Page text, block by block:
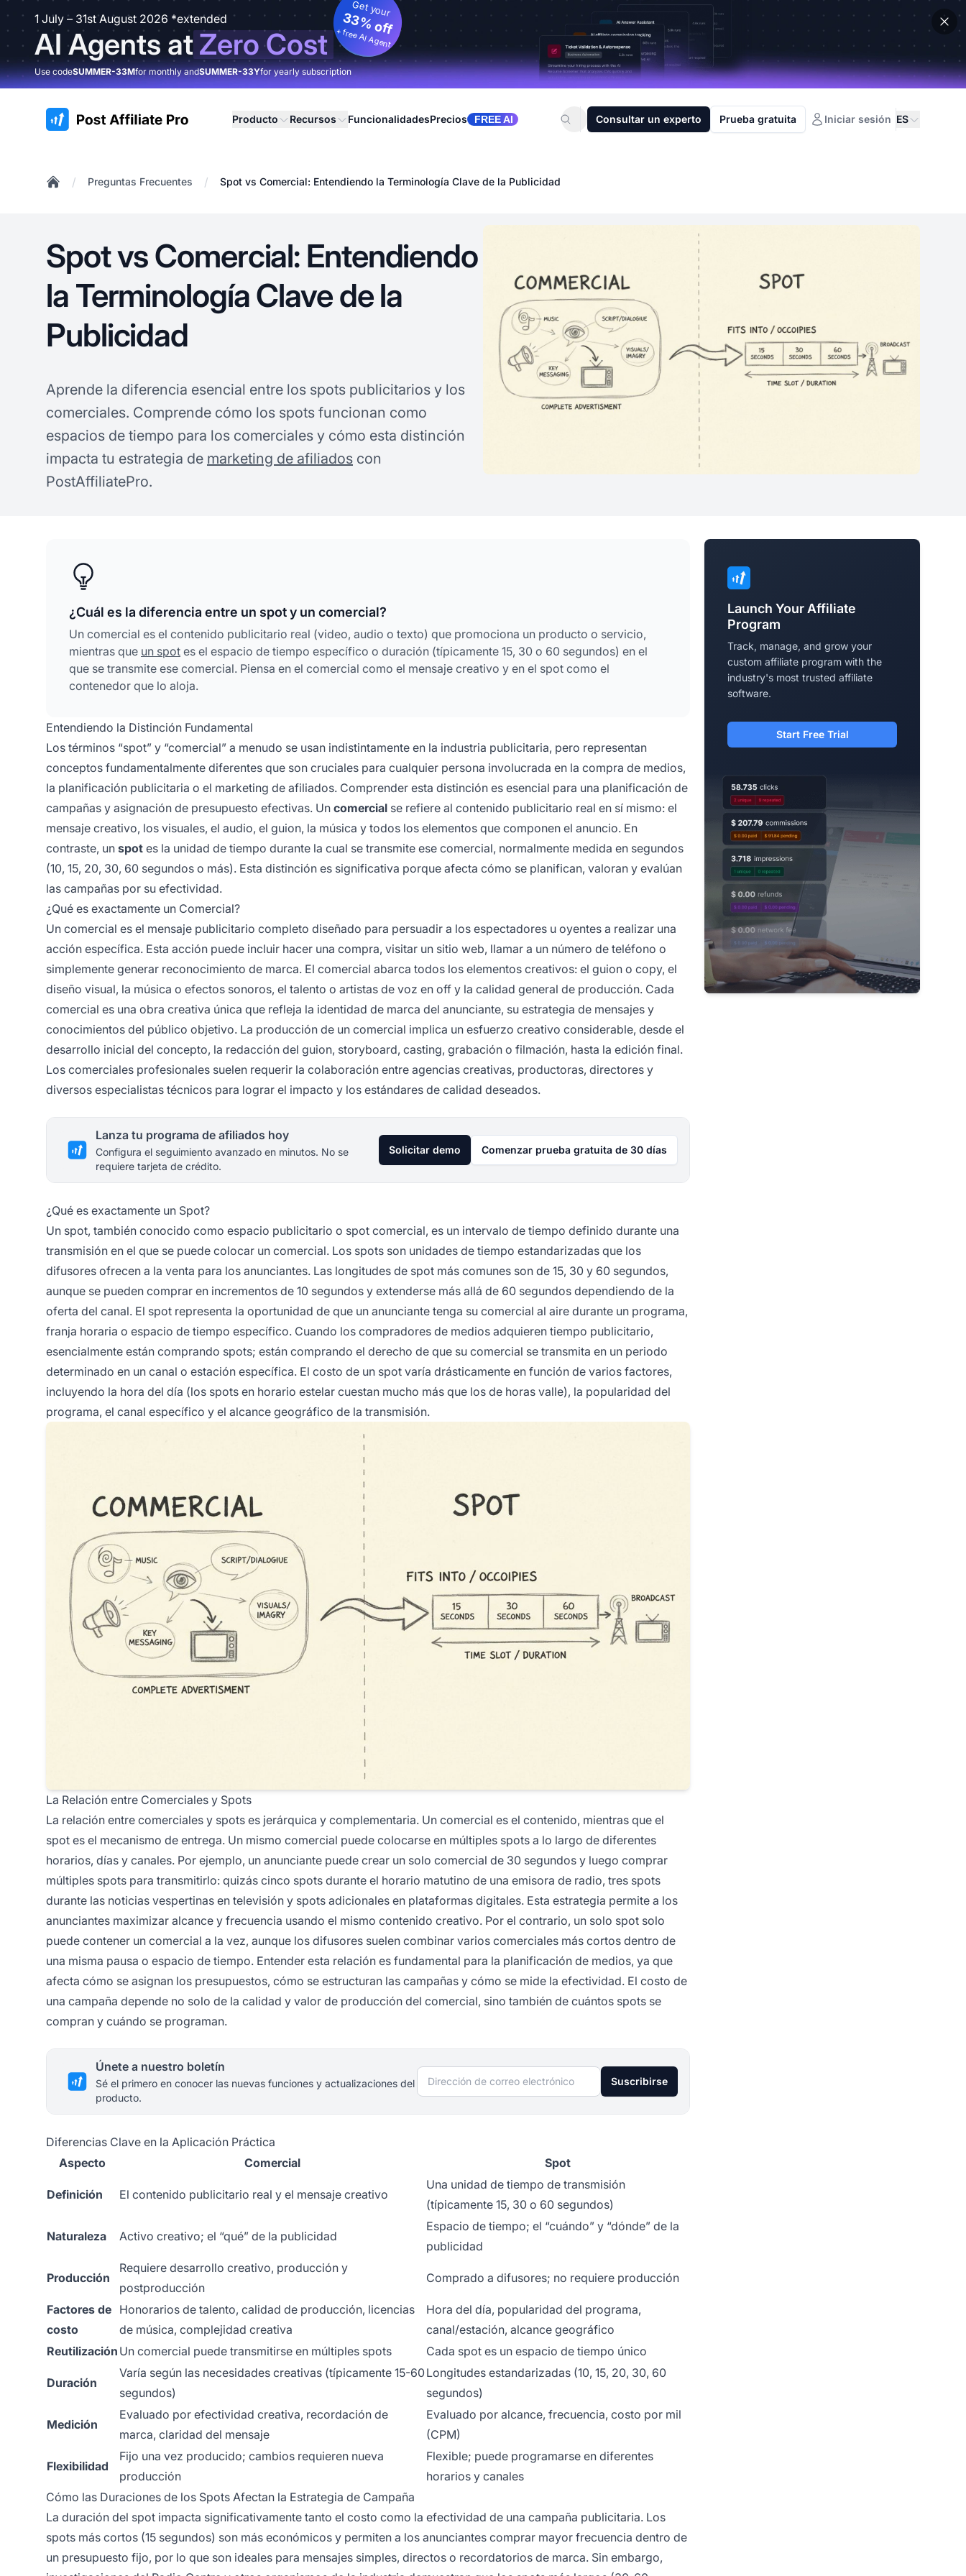
1 July – 31st August 2026 *extended
AI Agents atZero Cost
Get your
33% off
+ free AI Agent
Use codeSUMMER-33Mfor monthly andSUMMER-33Yfor yearly subscription
:site.title Producto Recursos FuncionalidadesPrecios FREE AI Consultar un experto Prueba gratuita Iniciar sesión ES
/ Preguntas Frecuentes / Spot vs Comercial: Entendiendo la Terminología Clave de la Publicidad
Spot vs Comercial: Entendiendo
la Terminología Clave de la
Publicidad
Aprende la diferencia esencial entre los spots publicitarios y los
comerciales. Comprende cómo los spots funcionan como
espacios de tiempo para los comerciales y cómo esta distinción
impacta tu estrategia de marketing de afiliados con
PostAffiliatePro.
¿Cuál es la diferencia entre un spot y un comercial?
Un comercial es el contenido publicitario real (video, audio o texto) que promociona un producto o servicio,
mientras que un spot es el espacio de tiempo específico o duración (típicamente 15, 30 o 60 segundos) en el
que se transmite ese comercial. Piensa en el comercial como el mensaje creativo y en el spot como el
contenedor que lo aloja.
Entendiendo la Distinción Fundamental
Los términos “spot” y “comercial” a menudo se usan indistintamente en la industria publicitaria, pero representan
conceptos fundamentalmente diferentes que son cruciales para cualquier persona involucrada en la compra de medios,
la planificación publicitaria o el marketing de afiliados. Comprender esta distinción es esencial para una planificación de
campañas y asignación de presupuesto efectivas. Un comercial se refiere al contenido publicitario real en sí mismo: el
mensaje creativo, los visuales, el audio, el guion, la música y todos los elementos que componen el anuncio. En
contraste, un spot es la unidad de tiempo durante la cual se transmite ese comercial, normalmente medida en segundos
(10, 15, 20, 30, 60 segundos o más). Esta distinción es significativa porque afecta cómo se planifican, valoran y evalúan
las campañas por su efectividad.
¿Qué es exactamente un Comercial?
Un comercial es el mensaje publicitario completo diseñado para persuadir a los espectadores u oyentes a realizar una
acción específica. Esta acción puede incluir hacer una compra, visitar un sitio web, llamar a un número de teléfono o
simplemente generar reconocimiento de marca. El comercial abarca todos los elementos creativos: el guion o copy, el
diseño visual, la música o efectos sonoros, el talento o artistas de voz en off y la calidad general de producción. Cada
comercial es una obra creativa única que refleja la identidad de marca del anunciante, su estrategia de mensajes y
conocimientos del público objetivo. La producción de un comercial implica un esfuerzo creativo considerable, desde el
desarrollo inicial del concepto, la redacción del guion, storyboard, casting, grabación o filmación, hasta la edición final.
Los comerciales profesionales suelen requerir la colaboración entre agencias creativas, productoras, directores y
diversos especialistas técnicos para lograr el impacto y los estándares de calidad deseados.
Lanza tu programa de afiliados hoy
Configura el seguimiento avanzado en minutos. No se
requiere tarjeta de crédito.
Solicitar demo Comenzar prueba gratuita de 30 días
¿Qué es exactamente un Spot?
Un spot, también conocido como espacio publicitario o spot comercial, es un intervalo de tiempo definido durante una
transmisión en el que se puede colocar un comercial. Los spots son unidades de tiempo estandarizadas que los
difusores ofrecen a la venta para los anunciantes. Las longitudes de spot más comunes son de 15, 30 y 60 segundos,
aunque se pueden comprar en incrementos de 10 segundos y extenderse más allá de 60 segundos dependiendo de la
oferta del canal. El spot representa la oportunidad de que un anunciante tenga su comercial al aire durante un programa,
franja horaria o espacio de tiempo específico. Cuando los compradores de medios adquieren tiempo publicitario,
esencialmente están comprando spots; están comprando el derecho de que su comercial se transmita en un periodo
determinado en un canal o estación específica. El costo de un spot varía drásticamente en función de varios factores,
incluyendo la hora del día (los spots en horario estelar cuestan mucho más que los de horas valle), la popularidad del
programa, el canal específico y el alcance geográfico de la transmisión.
La Relación entre Comerciales y Spots
La relación entre comerciales y spots es jerárquica y complementaria. Un comercial es el contenido, mientras que el
spot es el mecanismo de entrega. Un mismo comercial puede colocarse en múltiples spots a lo largo de diferentes
horarios, días y canales. Por ejemplo, un anunciante puede crear un solo comercial de 30 segundos y luego comprar
múltiples spots para transmitirlo: quizás cinco spots durante el horario matutino de una emisora de radio, tres spots
durante las noticias vespertinas en televisión y spots adicionales en plataformas digitales. Esta estrategia permite a los
anunciantes maximizar alcance y frecuencia usando el mismo contenido creativo. Por el contrario, un solo spot solo
puede contener un comercial a la vez, aunque los difusores suelen combinar varios comerciales más cortos dentro de
una misma pausa o espacio de tiempo. Entender esta relación es fundamental para la planificación de medios, ya que
afecta cómo se asignan los presupuestos, cómo se estructuran las campañas y cómo se mide la efectividad. El costo de
una campaña depende no solo de la calidad y valor de producción del comercial, sino también de cuántos spots se
compran y cuándo se programan.
Únete a nuestro boletín
Sé el primero en conocer las nuevas funciones y actualizaciones del
producto.
Dirección de correo electrónico Suscribirse
Diferencias Clave en la Aplicación Práctica
Aspecto
Comercial Spot
Definición El contenido publicitario real y el mensaje creativo
Una unidad de tiempo de transmisión
(típicamente 15, 30 o 60 segundos)
Naturaleza Activo creativo; el “qué” de la publicidad
Espacio de tiempo; el “cuándo” y “dónde” de la
publicidad
Producción
Requiere desarrollo creativo, producción y
postproducción
Comprado a difusores; no requiere producción
Factores de
costo
Honorarios de talento, calidad de producción, licencias
de música, complejidad creativa
Hora del día, popularidad del programa,
canal/estación, alcance geográfico
Reutilización Un comercial puede transmitirse en múltiples spots Cada spot es un espacio de tiempo único
Duración
Varía según las necesidades creativas (típicamente 15-60
segundos)
Longitudes estandarizadas (10, 15, 20, 30, 60
segundos)
Medición
Evaluado por efectividad creativa, recordación de
marca, claridad del mensaje
Evaluado por alcance, frecuencia, costo por mil
(CPM)
Flexibilidad
Fijo una vez producido; cambios requieren nueva
producción
Flexible; puede programarse en diferentes
horarios y canales
Cómo las Duraciones de los Spots Afectan la Estrategia de Campaña
La duración del spot impacta significativamente tanto el costo como la efectividad de una campaña publicitaria. Los
spots más cortos (15 segundos) son más económicos y permiten a los anunciantes comprar mayor frecuencia dentro de
un presupuesto fijo, por lo que son ideales para mensajes simples, directos o recordatorios de marca. Sin embargo,
Launch Your Affiliate
Program
Track, manage, and grow your
custom affiliate program with the
industry's most trusted affiliate
software.
Start Free Trial